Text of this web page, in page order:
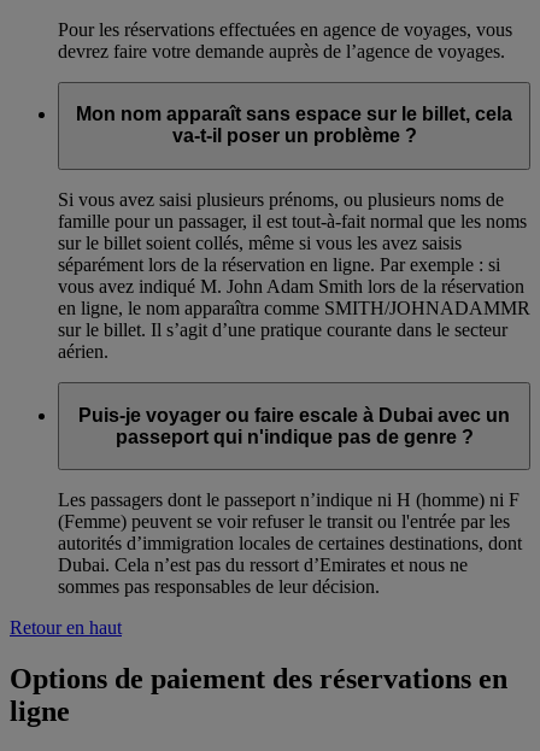
Pour les réservations effectuées en agence de voyages, vous
devrez faire votre demande auprès de l’agence de voyages.
Mon nom apparaît sans espace sur le billet, cela
va-t-il poser un problème ?
Si vous avez saisi plusieurs prénoms, ou plusieurs noms de
famille pour un passager, il est tout-à-fait normal que les noms
sur le billet soient collés, même si vous les avez saisis
séparément lors de la réservation en ligne. Par exemple : si
vous avez indiqué M. John Adam Smith lors de la réservation
en ligne, le nom apparaîtra comme SMITH/JOHNADAMMR
sur le billet. Il s’agit d’une pratique courante dans le secteur
aérien.
Puis-je voyager ou faire escale à Dubai avec un
passeport qui n'indique pas de genre ?
Les passagers dont le passeport n’indique ni H (homme) ni F
(Femme) peuvent se voir refuser le transit ou l'entrée par les
autorités d’immigration locales de certaines destinations, dont
Dubai. Cela n’est pas du ressort d’Emirates et nous ne
sommes pas responsables de leur décision.
Retour en haut
Options de paiement des réservations en
ligne